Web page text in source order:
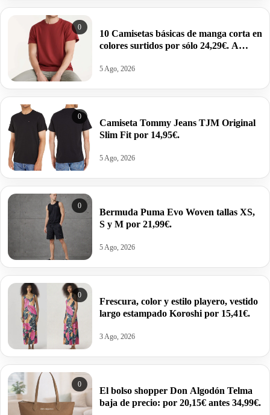
0
10 Camisetas básicas de manga corta en
colores surtidos por sólo 24,29€. A
5 Ago, 2026
0
Camiseta Tommy Jeans TJM Original
Slim Fit por 14,95€.
5 Ago, 2026
0
Bermuda Puma Evo Woven tallas XS,
S y M por 21,99€.
5 Ago, 2026
0
Frescura, color y estilo playero, vestido
largo estampado Koroshi por 15,41€.
3 Ago, 2026
0
El bolso shopper Don Algodón Telma
baja de precio: por 20,15€ antes 34,99€.